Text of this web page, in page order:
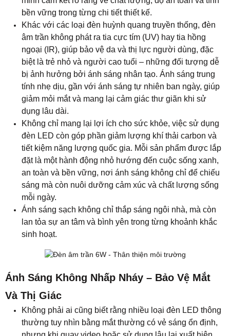
đèn LED còn góp phần giảm lượng khí thải carbon và
tiết kiệm năng lượng quốc gia. Mỗi sản phẩm được lắp
đặt là một hành động nhỏ hướng đến cuộc sống xanh,
an toàn và bền vững, nơi ánh sáng không chỉ để chiếu
sáng mà còn nuôi dưỡng cảm xúc và chất lượng sống
mỗi ngày.
Ánh sáng sạch không chỉ thắp sáng ngôi nhà, mà còn
lan tỏa sự an tâm và bình yên trong từng khoảnh khắc
sinh hoạt.
Ánh Sáng Không Nhấp Nháy – Bảo Vệ Mắt
Và Thị Giác
Không phải ai cũng biết rằng nhiều loại đèn LED thông
thường tuy nhìn bằng mắt thường có vẻ sáng ổn định,
nhưng khi quay video hoặc sử dụng lâu lại xuất hiện
hiện tượng nhấp nháy (flicker) nhẹ. Sự dao động tần số
này khiến mắt phải điều tiết liên tục, gây mỏi, nhức đầu
Đèn âm trần tròn6W màu trung tính được trang bị công
ra ổn định, liền mạch và êm dịu – mang lại cảm giác tự
nhiên như ánh sáng ban ngày.
Điểm khác biệt nằm ở hệ thống điều khiển dòng điện
thông minh, giúp duy trì cường độ sáng ổn định và loại
bỏ hoàn toàn hiện tượng rung sáng dù môi trường điện